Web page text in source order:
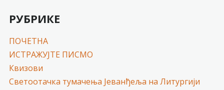
РУБРИКЕ
ПОЧЕТНА
ИСТРАЖУЈТЕ ПИСМО
Квизови
Светоотачка тумачења Јеванђеља на Литургији